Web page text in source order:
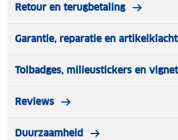
Retour en terugbetaling
Garantie, reparatie en
Tolbadges, milieustickers en
Reviews
Duurzaamheid